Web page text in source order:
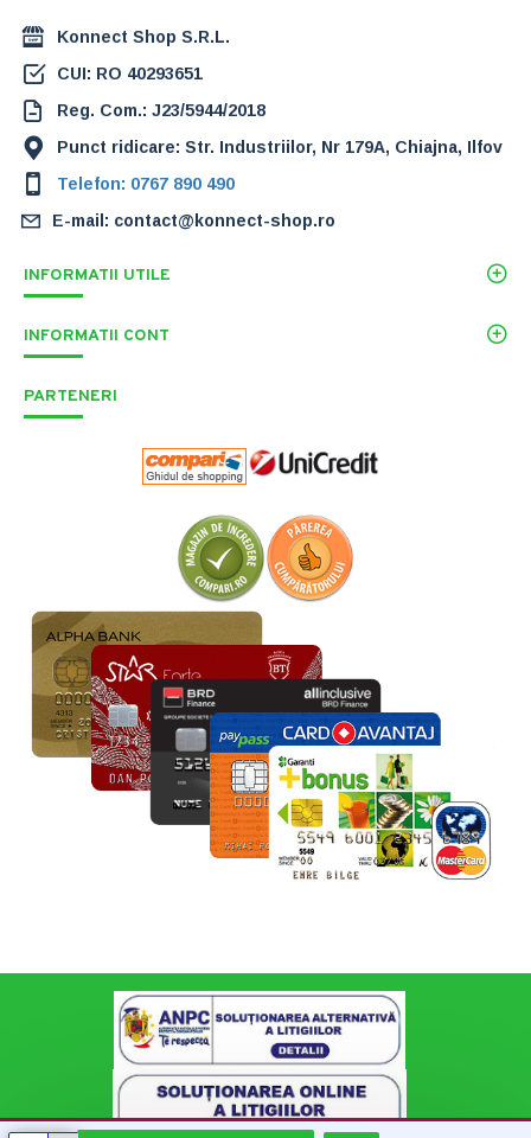
Konnect Shop S.R.L.
CUI: RO 40293651
Reg. Com.: J23/5944/2018
Punct ridicare: Str. Industriilor, Nr 179A, Chiajna, Ilfov
Telefon: 0767 890 490
E-mail: contact@konnect-shop.ro
INFORMATII UTILE
INFORMATII CONT
PARTENERI